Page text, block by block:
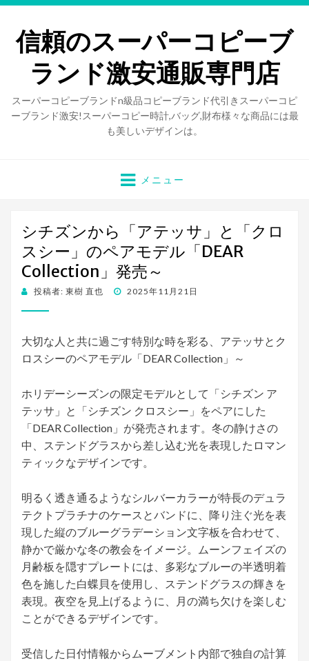
信頼のスーパーコピーブ
ランド激安通販専門店
スーパーコピーブランドn級品コピーブランド代引きスーパーコピ
ーブランド激安!スーパーコピー時計,バッグ,財布様々な商品には最
も美しいデザインは。
メニュー
シチズンから「アテッサ」と「クロ
スシー」のペアモデル「DEAR
Collection」発売～
投稿者: 東樹 直也
投 2025年11月21日
⼤切な⼈と共に過ごす特別な時を彩る、アテッサとク
ロスシーのペアモデル「DEAR Collection」～
ホリデーシーズンの限定モデルとして「シチズン ア
テッサ」と「シチズン クロスシー」をペアにした
「DEAR Collection」が発売されます。冬の静けさの
中、ステンドグラスから差し込む光を表現したロマン
ティックなデザインです。
明るく透き通るようなシルバーカラーが特⻑のデュラ
テクトプラチナのケースとバンドに、降り注ぐ光を表
現した縦のブルーグラデーション文字板を合わせて、
静かで厳かな冬の教会をイメージ。ムーンフェイズの
月齢板を隠すプレートには、多彩なブルーの半透明着
色を施した白蝶貝を使用し、ステンドグラスの輝きを
表現。夜空を⾒上げるように、月の満ち欠けを楽しむ
ことができるデザインです。
受信した日付情報からムーブメント内部で独自の計算